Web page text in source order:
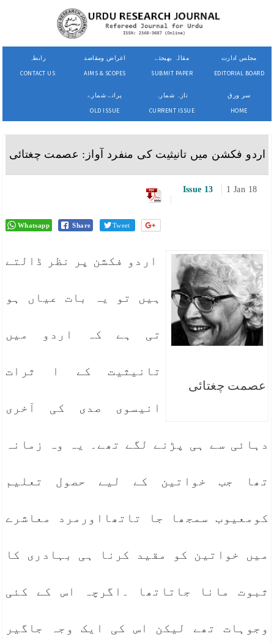
رابطہ
CONTACT US
اغراض ومقاصد
AIMS & SCOPES
مقالہ بھیجئے
SUBMIT PAPER
مجلس ادارت
EDITORIAL BOARD
پرانے شمارے
OLD ISSUE
تازہ شمارہ
CURRENT ISSUE
سر ورق
HOME
اردو فکشن میں تانیثیت کی منفرد آواز: عصمت چغتائی
Issue 13 1 Jan 18
Whatsapp Share Tweet
عصمت چغتائی
اردو فکشن پر نظر ڈالتے
ہیں تو یہ بات عیاں ہو
تی ہے کہ اردو میں
تانیثیت کے ا ثرات
انیسوی صدی کی آخری
دہائی سے ہی پڑنے لگے تھے۔ یہ وہ زمانہ
تھا جب خواتین کے لیے حصول تعلیم
کومعیوب سمجھا جا تاتھااورمرد معاشرے
میں خواتین کو مقید کرنا ہی بہادری کا
ثبوت مانا جاتاتھا ۔اگرچہ اس کے کئی
وجوہات تھے لیکن اس کی ایک وجہ جاگیر